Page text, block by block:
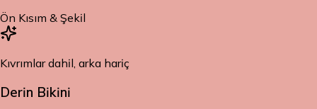
Ön Kısım & Şekil
Kıvrımlar dahil, arka hariç
Derin Bikini